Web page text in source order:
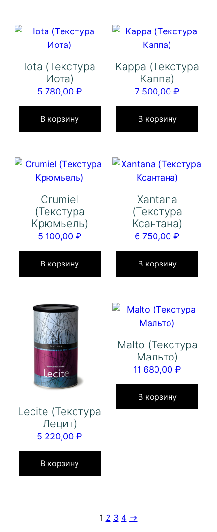
Iota (Текстура
Иота)
5 780,00 ₽
В корзину
Kappa (Текстура
Каппа)
7 500,00₽
В корзину
Crumiel
(Текстура
Крюмьель)
5 100,00 ₽
В корзину
Xantana
(Текстура
Ксантана)
6 750,00₽
В корзину
Lecite (Текстура
Лецит)
5 220,00₽
В корзину
Malto (Текстура
Мальто)
11 680,00₽
В корзину
1 2 3 4 →